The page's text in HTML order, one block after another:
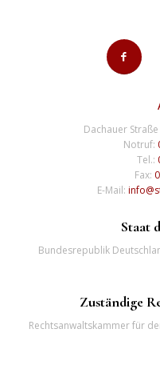
Dachauer
Notruf:
Tel.:
Fax:
E-Mail:
Staat
Bundesrepublik
Zuständige
Rechtsanwaltskammer für